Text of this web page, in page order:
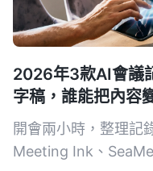
2026年3款AI會議
字稿，誰能把內容
開會兩小時，整理記
Meeting Ink、